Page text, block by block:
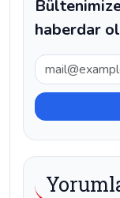
haberdar